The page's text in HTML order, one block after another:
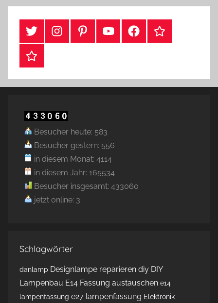
Twitter InstragramPinterestYouTubeFacebookTikTok
Webshop
Besucher heute: 583
Besucher gestern: 556
in diesem Monat: 4114
in diesem Jahr: 165534
Besucher insgesamt: 433060
jetzt online: 3
Schlagwörter
danlamp Designlampe reparieren diy DIY
Lampenbau E14 Fassung austauschen e14
lampenfassung e27 lampenfassung Elektronik